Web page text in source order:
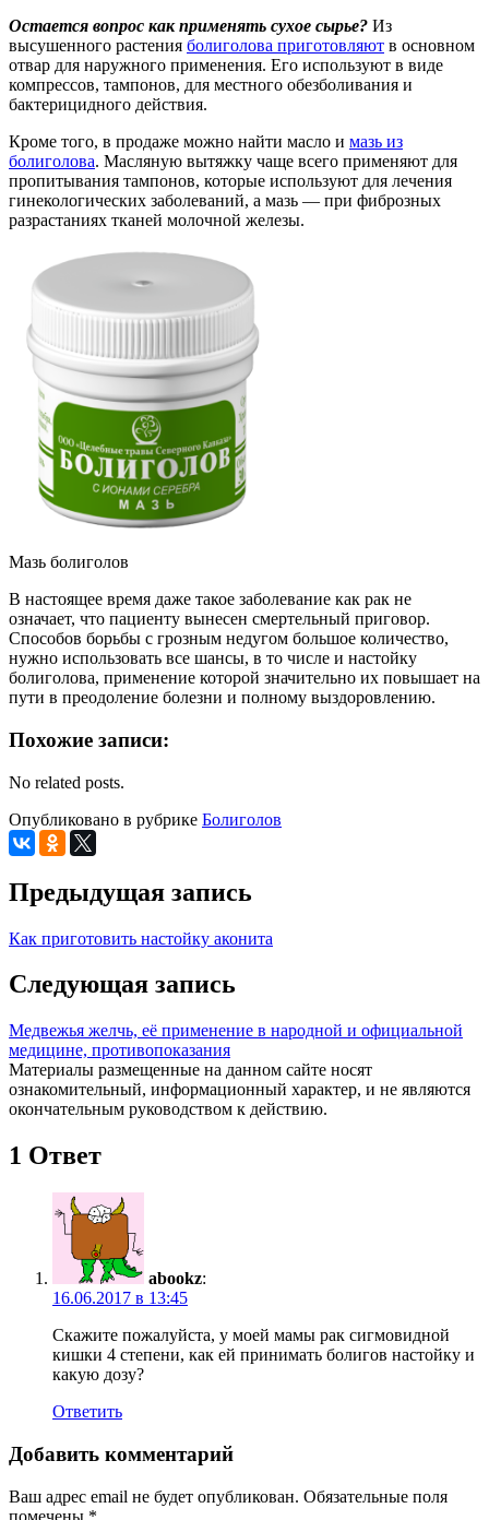
Остается вопрос как применять сухое сырье? Из
высушенного растения болиголова приготовляют в основном
отвар для наружного применения. Его используют в виде
компрессов, тампонов, для местного обезболивания и
бактерицидного действия.
Кроме того, в продаже можно найти масло и мазь из
болиголова. Масляную вытяжку чаще всего применяют для
пропитывания тампонов, которые используют для лечения
гинекологических заболеваний, а мазь — при фиброзных
разрастаниях тканей молочной железы.
Мазь болиголов
В настоящее время даже такое заболевание как рак не
означает, что пациенту вынесен смертельный приговор.
Способов борьбы с грозным недугом большое количество,
нужно использовать все шансы, в то числе и настойку
болиголова, применение которой значительно их повышает на
пути в преодоление болезни и полному выздоровлению.
Похожие записи:
No related posts.
Опубликовано в рубрике Болиголов
Предыдущая запись
Как приготовить настойку аконита
Следующая запись
Медвежья желчь, её применение в народной и официальной
медицине, противопоказания
Материалы размещенные на данном сайте носят
ознакомительный, информационный характер, и не являются
окончательным руководством к действию.
1 Ответ
abookz:
16.06.2017 в 13:45
Скажите пожалуйста, у моей мамы рак сигмовидной
кишки 4 степени, как ей принимать болигов настойку и
какую дозу?
Ответить
Добавить комментарий
Ваш адрес email не будет опубликован. Обязательные поля
помечены *